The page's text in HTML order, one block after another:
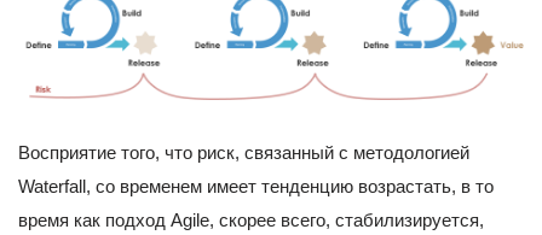
Восприятие того, что риск, связанный с методологией
Waterfall, со временем имеет тенденцию возрастать, в то
время как подход Agile, скорее всего, стабилизируется,